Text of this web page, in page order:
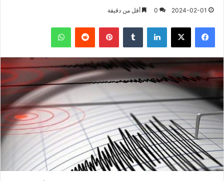
2024-02-01
0 أقل من دقيقة
فيسبوك X لينكدإن بينتيريست واتساب